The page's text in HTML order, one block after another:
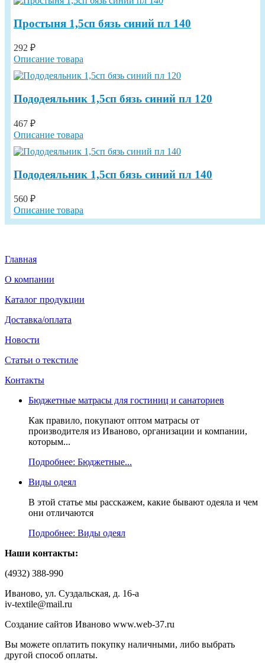
Простыня 1,5сп бязь синий пл 140
292 ₽
Описание товара
Пододеяльник 1,5сп бязь синий пл 120
467 ₽
Описание товара
Пододеяльник 1,5сп бязь синий пл 140
560 ₽
Описание товара
Главная
О компании
Каталог продукции
Доставка/оплата
Новости
Статьи о текстиле
Контакты
Бюджетные матрасы для гостиниц и санаториев
Как правило, покупают оптом матрасы от
производителя из Иваново, организации и компании,
которым...
Подробнее: Бюджетные...
Виды одеял
В этой статье мы расскажем, какие бывают одеяла и чем
они отличаются
Подробнее: Виды одеял
Наши контакты:
(4932) 388-990
Иваново, ул. Суздальская, д. 16-а
iv-textile@mail.ru
Создание сайтов Иваново www.web-37.ru
Вы можете оплатить покупку наличными, либо выбрать
другой способ оплаты.